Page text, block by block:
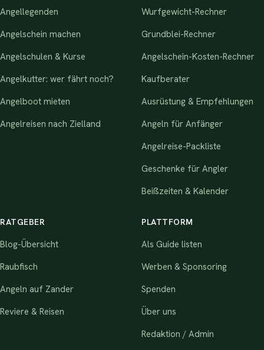
Angellegenden
Angelschein machen
Angelschulen & Kurse
Angelkutter: wer fährt noch?
Angelboot mieten
Angelreisen nach Zielland
Wurfgewicht-Rechner
Grundblei-Rechner
Angelschein-Kosten-Rechner
Kaufberater
Ausrüstung & Empfehlungen
Angeln für Anfänger
Angelreise-Packliste
Geschenke für Angler
Beißzeiten & Kalender
RATGEBER
Blog-Übersicht
Raubfisch
Angeln auf Zander
Reviere & Reisen
PLATTFORM
Als Guide listen
Werben & Sponsoring
Spenden
Über uns
Redaktion / Admin